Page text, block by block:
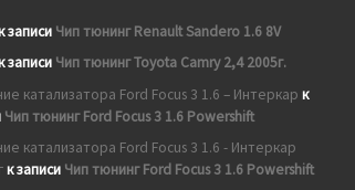
записи Чип тюнинг Renault Sandero 1.6 8V
записи Чип тюнинг Toyota Camry 2,4 2005г.
катализатора Ford Focus 3 1.6 – Интеркар к
Чип тюнинг Ford Focus 3 1.6 Powershift
катализатора Ford Focus 3 1.6 - Интеркар
к записи Чип тюнинг Ford Focus 3 1.6 Powershift